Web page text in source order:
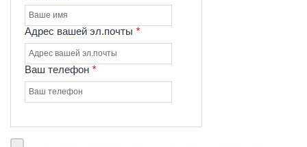
Адрес вашей эл.почты *
Ваш телефон *